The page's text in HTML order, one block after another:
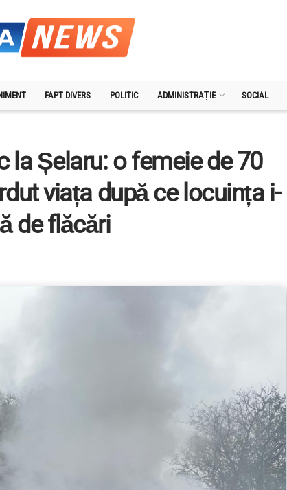
FAPT DIVERS POLITIC ADMINISTRAȚIE SOCIAL
la Șelaru: o femeie de 70
viața după ce locuința i-
de flăcări